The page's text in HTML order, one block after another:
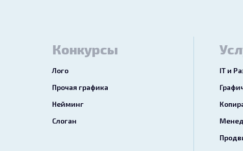
Конкурсы
Лого
Прочая графика
Нейминг
Слоган
IT и